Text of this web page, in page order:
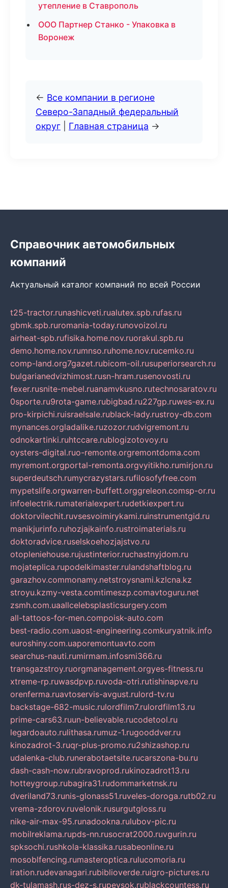
утепление в Ставрополь
ООО Партнер Станко - Упаковка в
Воронеж
← Все компании в регионе
Северо-Западный федеральный
округ
Главная страница →
Справочник автомобильных
компаний
Актуальный каталог компаний по всей России
t25-tractor.runashicveti.rualutex.spb.rufas.ru
gbmk.spb.ruromania-today.runovoizol.ru
airheat-spb.rufisika.home.nov.ruorakul.spb.ru
demo.home.nov.rumnso.ruhome.nov.rucemko.ru
comp-land.org7gazet.rubicom-oil.rusuperiorsearch.ru
bulgarianedvizhimost.rusn-hram.rusenovosti.ru
fexer.rusnite-mebel.ruanamvkusno.rutechnosaratov.ru
0sporte.ru9rota-game.rubigbad.ru227gp.ruwes-ex.ru
pro-kirpichi.ruisraelsale.rublack-lady.rustroy-db.com
mynances.orgladalike.ruzozor.rudvigremont.ru
odnokartinki.ruhtccare.rublogizotovoy.ru
oysters-digital.ruo-remonte.orgremontdoma.com
myremont.orgportal-remonta.orgvyitikho.rumirjon.ru
superdeutsch.rumycrazystars.rufilosofyfree.com
mypetslife.orgwarren-buffett.orggreleon.comsp-or.ru
infoelectrik.rumaterialexpert.rudetkiexpert.ru
doktorvilechit.ruvsesvoimirykami.ruinstrumentgid.ru
manikjurinfo.ruhozjajkainfo.rustroimaterials.ru
doktoradvice.ruselskoehozjajstvo.ru
otopleniehouse.rujustinterior.ruchastnyjdom.ru
mojateplica.rupodelkimaster.rulandshaftblog.ru
garazhov.commonamy.netstroysnami.kzlcna.kz
stroyu.kzmy-vesta.comtimeszp.comavtoguru.net
zsmh.com.uaallcelebsplasticsurgery.com
all-tattoos-for-men.compoisk-auto.com
best-radio.com.uaost-engineering.comkuryatnik.info
euroshiny.com.uaporemontuavto.com
searchus-nauti.rumirmam.infosmi366.ru
transgazstroy.ruorgmanagement.orgyes-fitness.ru
xtreme-rp.ruwasdpvp.ruvoda-otri.rutishinapve.ru
orenferma.ruavtoservis-avgust.rulord-tv.ru
backstage-682-music.rulordfilm7.rulordfilm13.ru
prime-cars63.ruun-believable.rucodetool.ru
legardoauto.rulithasa.rumuz-1.rugooddver.ru
kinozadrot-3.ruqr-plus-promo.ru2shizashop.ru
udalenka-club.runerabotaetsite.rucarszona-bu.ru
dash-cash-now.rubravoprod.rukinozadrot13.ru
hotteygroup.rubagira31.rudommarketnsk.ru
dveriland73.runis-glonass51.ruveles-doroga.rutb02.ru
vrema-zdorov.ruvelonik.rusurgutgloss.ru
nike-air-max-95.runadookna.rulubov-pic.ru
mobilreklama.rupds-nn.rusocrat2000.ruvgurin.ru
spksochi.rushkola-klassika.rusabeonline.ru
mosoblfencing.rumasteroptica.rulucomoria.ru
iration.rudevanagari.rubiblioverde.ruigro-pictures.ru
dk-tulamash.rus-dez-s.rupeysok.rublackcountess.ru